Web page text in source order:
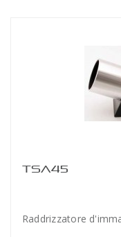
TSA45
Raddrizzatore